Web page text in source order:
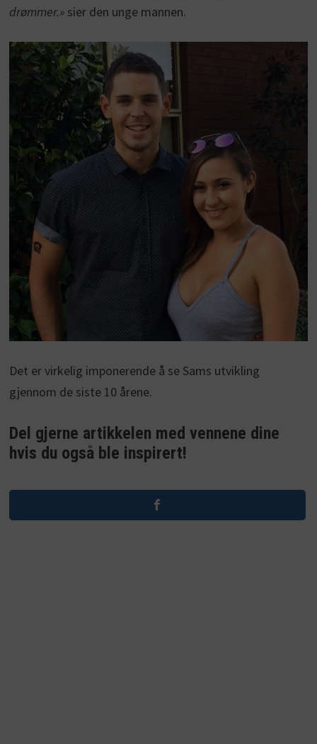
drømmer.»sier den unge mannen.
Det er virkelig imponerende å se Sams utvikling
gjennom de siste 10 årene.
Del gjerne artikkelen med vennene dine
hvis du også ble inspirert!